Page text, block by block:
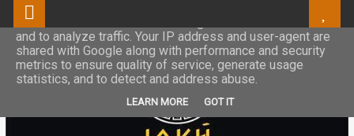
This site uses cookies from Google to deliver its services
and to analyze traffic. Your IP address and user-agent are
shared with Google along with performance and security
metrics to ensure quality of service, generate usage
statistics, and to detect and address abuse.
LEARN MORE GOT IT